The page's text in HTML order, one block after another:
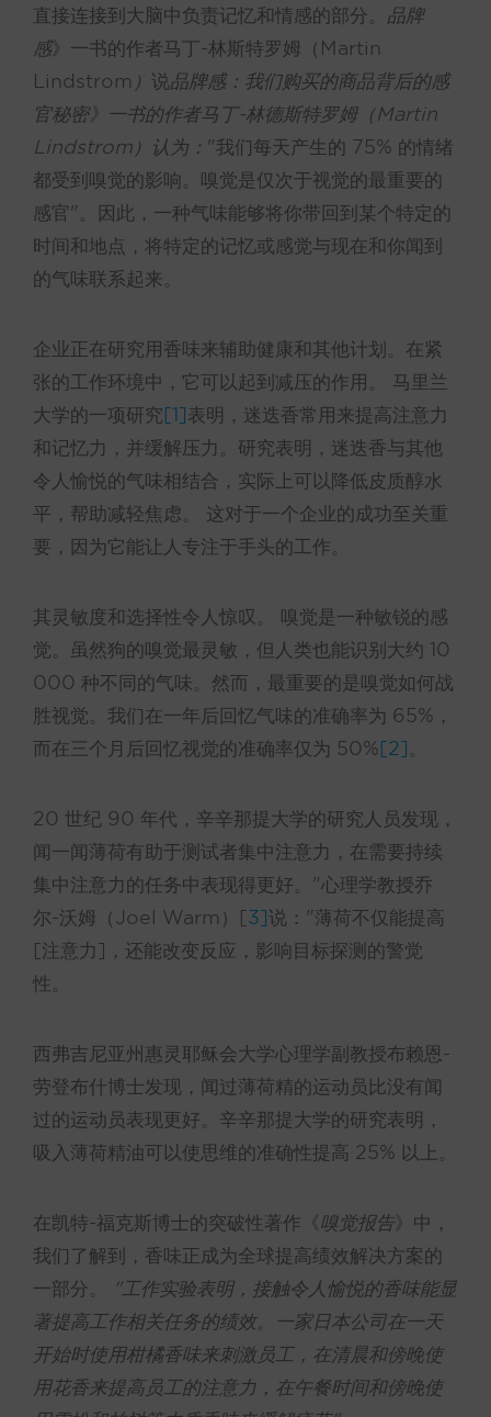
直接连接到大脑中负责记忆和情感的部分。 品牌
感》一书的作者马丁-林斯特罗姆（Martin
Lindstrom ） 说品牌感：我们购买的商品背后的感
官秘密》一书的作者马丁-林德斯特罗姆（Martin
Lindstrom）认为： "我们每天产生的 75% 的情绪
都受到嗅觉的影响。嗅觉是仅次于视觉的最重要的
感官"。因此，一种气味能够将你带回到某个特定的
时间和地点，将特定的记忆或感觉与现在和你闻到
的气味联系起来。
企业正在研究用香味来辅助健康和其他计划。在紧
张的工作环境中，它可以起到减压的作用。 马里兰
大学的一项研究[1]表明，迷迭香常用来提高注意力
和记忆力，并缓解压力。研究表明，迷迭香与其他
令人愉悦的气味相结合，实际上可以降低皮质醇水
平，帮助减轻焦虑。
这对于一个企业的成功至关重
要，因为它能让人专注于手头的工作。
其灵敏度和选择性令人惊叹。 嗅觉是一种敏锐的感
觉。虽然狗的嗅觉最灵敏，但人类也能识别大约 10
000 种不同的气味。然而，最重要的是嗅觉如何战
胜视觉。我们在一年后回忆气味的准确率为 65%，
而在三个月后回忆视觉的准确率仅为 50%[2] 。
20 世纪 90 年代，辛辛那提大学的研究人员发现，
闻一闻薄荷有助于测试者集中注意力，在需要持续
集中注意力的任务中表现得更好。"心理学教授乔
尔-沃姆（Joel Warm）[3]说："薄荷不仅能提高
[注意力]，还能改变反应，影响目标探测的警觉
性。
西弗吉尼亚州惠灵耶稣会大学心理学副教授布赖恩-
劳登布什博士发现，闻过薄荷精的运动员比没有闻
过的运动员表现更好。辛辛那提大学的研究表明，
吸入薄荷精油可以使思维的准确性提高 25% 以上。
在凯特-福克斯博士的突破性著作《嗅觉报告》中，
我们了解到，香味正成为全球提高绩效解决方案的
一部分。
"工作实验表明，接触令人愉悦的香味能显
著提高工作相关任务的绩效。一家日本公司在一天
开始时使用柑橘香味来刺激员工，在清晨和傍晚使
用花香来提高员工的注意力，在午餐时间和傍晚使